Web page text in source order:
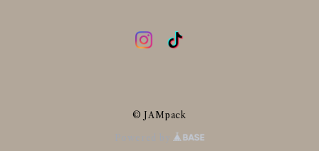
© JAMpack
Powered by